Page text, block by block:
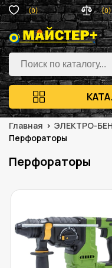
(0) (0)
Главная
ЭЛЕКТРО-
Перфораторы
Перфораторы